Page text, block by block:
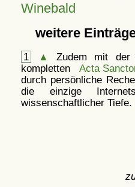
Winebald
weitere
1 ▲
Zudem mit der
kompletten Acta
durch persönliche
die einzige
wissenschaftlicher Tiefe.